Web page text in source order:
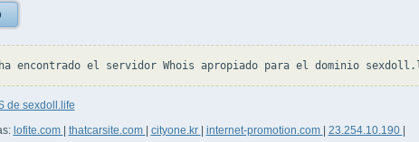
de sexdoll.life
lofite.com thatcarsite.com cityone.kr internet-promotion.com 23.254.10.190